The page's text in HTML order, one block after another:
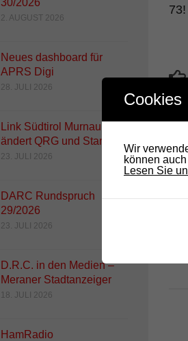
2. DEZEMBER 2017
2. AUGUST 2026
Neues dashboard für
APRS Digi
28. JULI 2026
Link Südtirol Murnau Süd
ändert QRG und Standort
23. JULI 2026
DARC Rundspruch
29/2026
23. JULI 2026
D.R.C. in den Medien –
Meraner Stadtanzeiger
18. JULI 2026
HamRadio
Cookies
Wir
können
Lesen Sie